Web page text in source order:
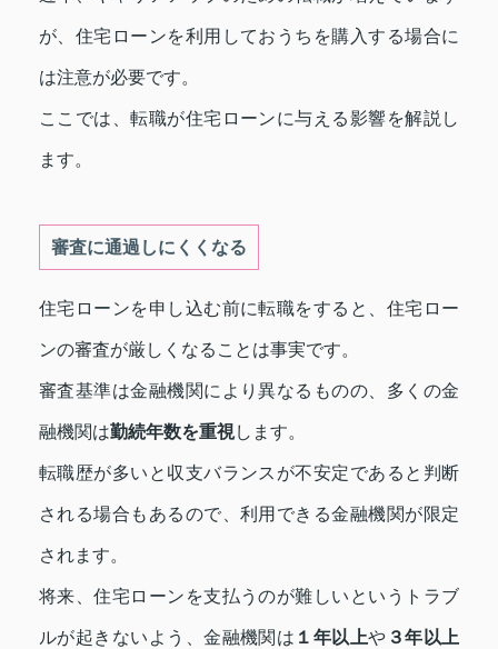
が、住宅ローンを利用しておうちを購入する場合に
は注意が必要です。
ここでは、転職が住宅ローンに与える影響を解説し
ます。
審査に通過しにくくなる
住宅ローンを申し込む前に転職をすると、住宅ロー
ンの審査が厳しくなることは事実です。
審査基準は金融機関により異なるものの、多くの金
融機関は勤続年数を重視します。
転職歴が多いと収支バランスが不安定であると判断
される場合もあるので、利用できる金融機関が限定
されます。
将来、住宅ローンを支払うのが難しいというトラブ
ルが起きないよう、金融機関は １年以上や ３年以上